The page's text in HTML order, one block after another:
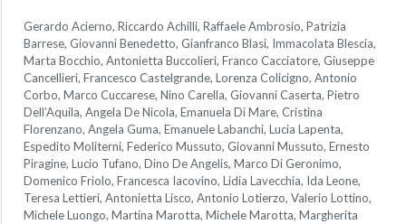
Gerardo Acierno, Riccardo Achilli, Raffaele Ambrosio, Patrizia
Barrese, Giovanni Benedetto, Gianfranco Blasi, Immacolata Blescia,
Marta Bocchio, Antonietta Buccolieri, Franco Cacciatore, Giuseppe
Cancellieri, Francesco Castelgrande, Lorenza Colicigno, Antonio
Corbo, Marco Cuccarese, Nino Carella, Giovanni Caserta, Pietro
Dell’Aquila, Angela De Nicola, Emanuela Di Mare, Cristina
Florenzano, Angela Guma, Emanuele Labanchi, Lucia Lapenta,
Espedito Moliterni, Federico Mussuto, Giovanni Mussuto, Ernesto
Piragine, Lucio Tufano, Dino De Angelis, Marco Di Geronimo,
Domenico Friolo, Francesca Iacovino, Lidia Lavecchia, Ida Leone,
Teresa Lettieri, Antonietta Lisco, Antonio Lotierzo, Valerio Lottino,
Michele Luongo, Martina Marotta, Michele Marotta, Margherita